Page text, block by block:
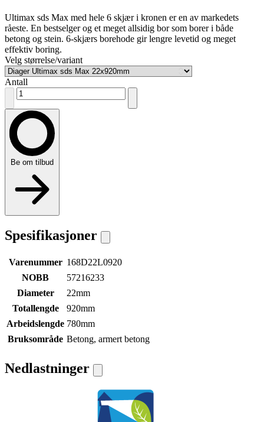
Ultimax sds Max med hele 6 skjær i kronen er en av markedets
råeste. En bestselger og et meget allsidig bor som borer i både
betong og stein. 6-skjærs borehode gir lengre levetid og meget
effektiv boring.
Velg størrelse/variant
Antall
Be om tilbud
Spesifikasjoner
Varenummer 168D22L0920
NOBB
57216233
Diameter
22mm
Totallengde
920mm
Arbeidslengde 780mm
Bruksområde Betong, armert betong
Nedlastninger